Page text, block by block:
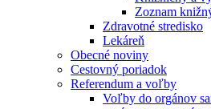
Zoznam
Zdravotné stredisko
Lekáreň
Obecné noviny
Cestovný poriadok
Referendum a voľby
Voľby do orgánov